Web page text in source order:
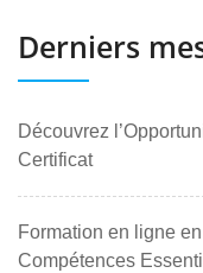
Derniers
Découvrez
Certificat
Formation en ligne
Compétences